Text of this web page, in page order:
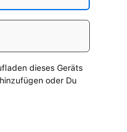
dieses Geräts
oder Du